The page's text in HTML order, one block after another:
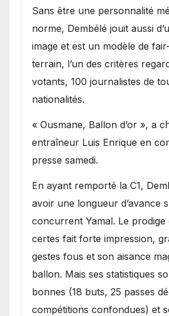
Sans être une personnalité
norme, Dembélé jouit aussi
image et est un modèle de
terrain, l’un des critères
votants, 100 journalistes de
nationalités.
« Ousmane, Ballon d’or », a
entraîneur Luis Enrique en
presse samedi.
En ayant remporté la C1,
avoir une longueur d’avance
concurrent Yamal. Le prodige
certes fait forte impression,
gestes fous et son aisance
ballon. Mais ses statistiques
bonnes (18 buts, 25 passes
compétitions confondues) et